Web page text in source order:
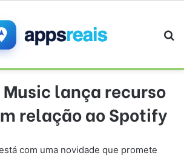
Music lança recurso
relação ao Spotify
com uma novidade que promete